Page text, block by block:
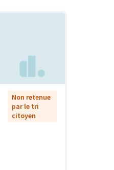
Non retenue
par le tri
citoyen